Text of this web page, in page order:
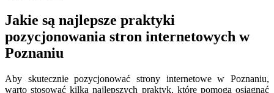
Jakie są najlepsze praktyki
pozycjonowania stron internetowych w
Poznaniu
Aby skutecznie pozycjonować strony internetowe w Poznaniu,
warto stosować kilka najlepszych praktyk, które pomogą osiągnąć